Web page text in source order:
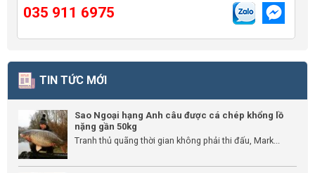
035 911 6975
TIN TỨC MỚI
Sao Ngoại hạng Anh câu được cá chép khổng lồ
nặng gần 50kg
Tranh thủ quãng thời gian không phải thi đấu, Mark...